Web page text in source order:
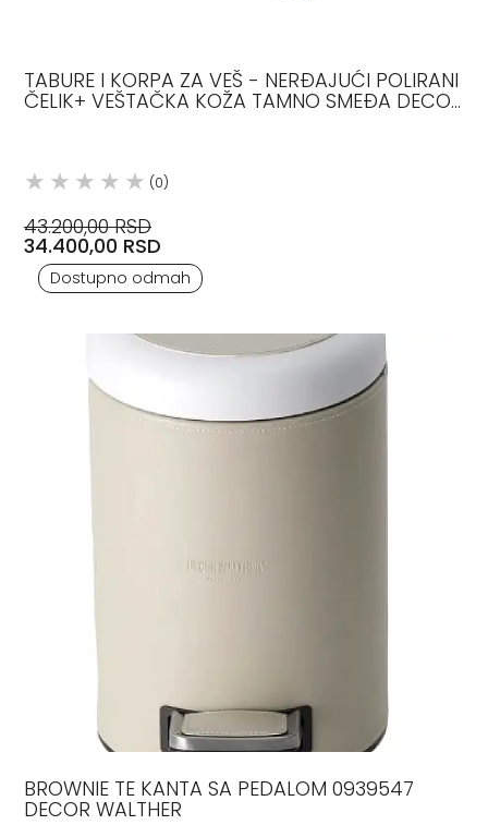
TABURE I KORPA ZA VEŠ - NERĐAJUĆI POLIRANI
ČELIK+ VEŠTAČKA KOŽA TAMNO SMEĐA DECOR
(0)
43.200,00 RSD
34.400,00 RSD
Dostupno odmah
BROWNIE TE KANTA SA PEDALOM 0939547
DECOR WALTHER